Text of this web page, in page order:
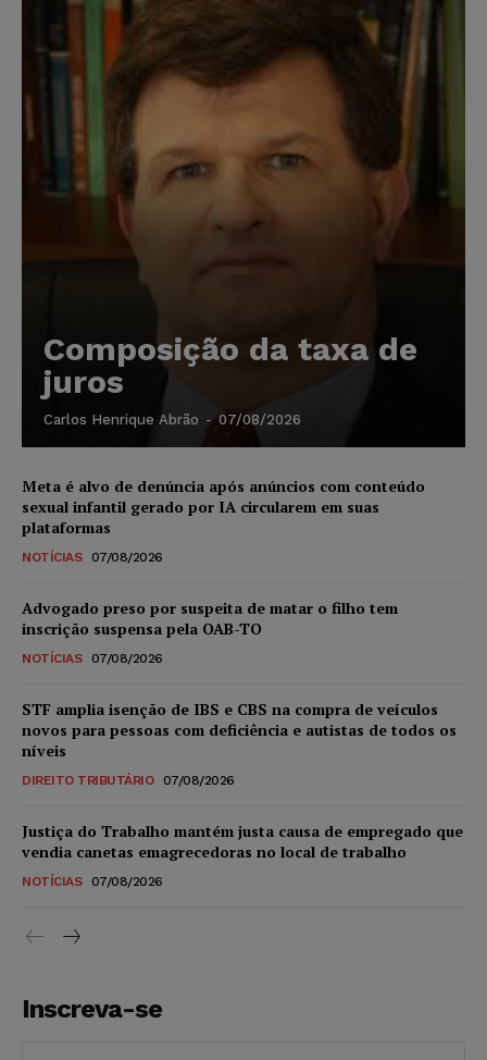
Composição da taxa de
juros
Carlos Henrique Abrão - 07/08/2026
Meta é alvo de denúncia após anúncios com conteúdo
sexual infantil gerado por IA circularem em suas
plataformas
NOTÍCIAS 07/08/2026
Advogado preso por suspeita de matar o filho tem
inscrição suspensa pela OAB-TO
NOTÍCIAS 07/08/2026
STF amplia isenção de IBS e CBS na compra de veículos
novos para pessoas com deficiência e autistas de todos os
níveis
DIREITO TRIBUTÁRIO 07/08/2026
Justiça do Trabalho mantém justa causa de empregado que
vendia canetas emagrecedoras no local de trabalho
NOTÍCIAS 07/08/2026
Inscreva-se